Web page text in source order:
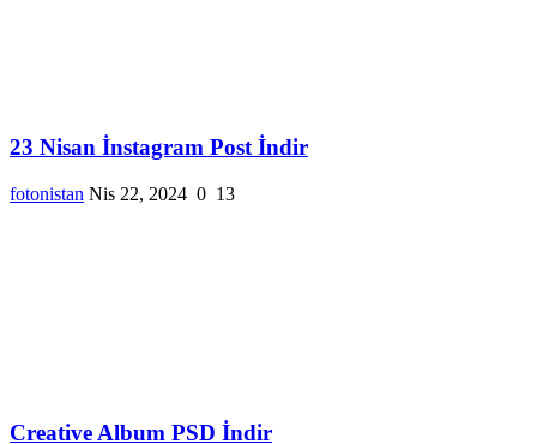
23 Nisan İnstagram Post İndir
fotonistan Nis 22, 2024 0 13
Creative Album PSD İndir